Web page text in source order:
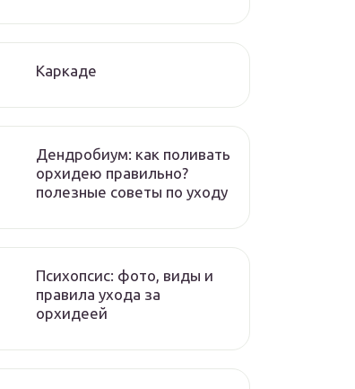
Каркаде
Дендробиум: как поливать
орхидею правильно?
полезные советы по уходу
Психопсис: фото, виды и
правила ухода за
орхидеей